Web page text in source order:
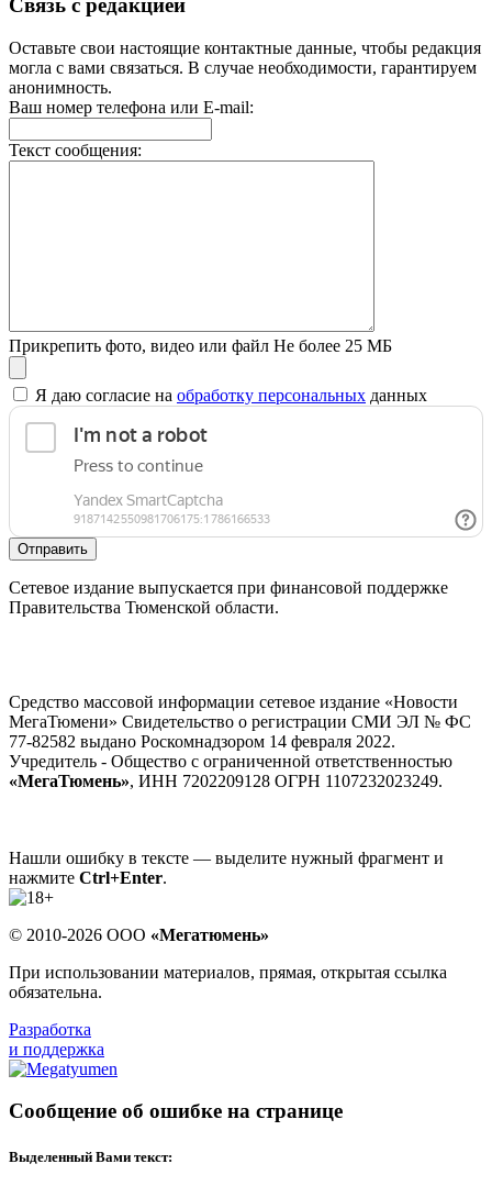
Связь с редакцией
Оставьте свои настоящие контактные данные, чтобы редакция
могла с вами связаться. В случае необходимости, гарантируем
анонимность.
Ваш номер телефона или E-mail:
Текст сообщения:
Прикрепить фото, видео или файл Не более 25 МБ
Я даю согласие на обработку персональных данных
Отправить
Сетевое издание выпускается при финансовой поддержке
Правительства Тюменской области.
Средство массовой информации сетевое издание «Новости
МегаТюмени» Свидетельство о регистрации СМИ ЭЛ № ФС
77-82582 выдано Роскомнадзором 14 февраля 2022.
Учредитель - Общество с ограниченной ответственностью
«МегаТюмень», ИНН 7202209128 ОГРН 1107232023249.
Нашли ошибку в тексте — выделите нужный фрагмент и
нажмите Ctrl+Enter.
© 2010-2026 ООО «Мегатюмень»
При использовании материалов, прямая, открытая ссылка
обязательна.
Разработка
и поддержка
Сообщение об ошибке на странице
Выделенный Вами текст: